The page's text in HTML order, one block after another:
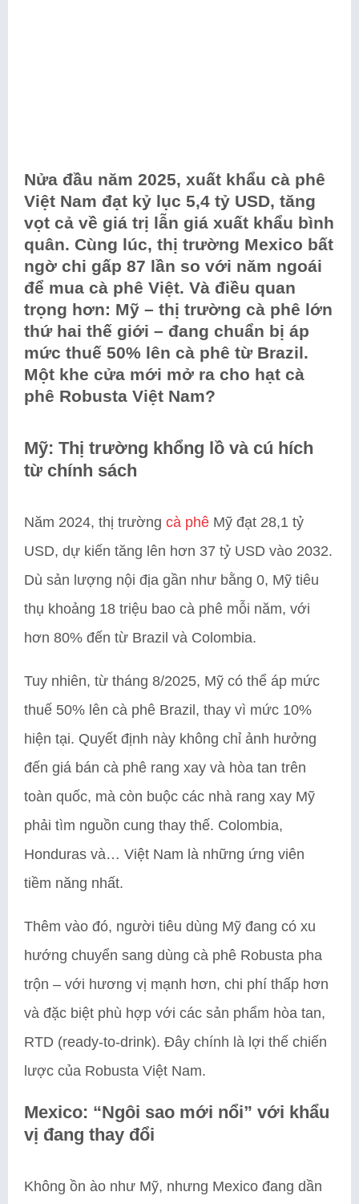
Nửa đầu năm 2025, xuất khẩu cà phê
Việt Nam đạt kỷ lục 5,4 tỷ USD, tăng
vọt cả về giá trị lẫn giá xuất khẩu bình
quân. Cùng lúc, thị trường Mexico bất
ngờ chi gấp 87 lần so với năm ngoái
để mua cà phê Việt. Và điều quan
trọng hơn: Mỹ – thị trường cà phê lớn
thứ hai thế giới – đang chuẩn bị áp
mức thuế 50% lên cà phê từ Brazil.
Một khe cửa mới mở ra cho hạt cà
phê Robusta Việt Nam?
Mỹ: Thị trường khổng lồ và cú hích
từ chính sách
Năm 2024, thị trường cà phê Mỹ đạt 28,1 tỷ
USD, dự kiến tăng lên hơn 37 tỷ USD vào 2032.
Dù sản lượng nội địa gần như bằng 0, Mỹ tiêu
thụ khoảng 18 triệu bao cà phê mỗi năm, với
hơn 80% đến từ Brazil và Colombia.
Tuy nhiên, từ tháng 8/2025, Mỹ có thể áp mức
thuế 50% lên cà phê Brazil, thay vì mức 10%
hiện tại. Quyết định này không chỉ ảnh hưởng
đến giá bán cà phê rang xay và hòa tan trên
toàn quốc, mà còn buộc các nhà rang xay Mỹ
phải tìm nguồn cung thay thế. Colombia,
Honduras và… Việt Nam là những ứng viên
tiềm năng nhất.
Thêm vào đó, người tiêu dùng Mỹ đang có xu
hướng chuyển sang dùng cà phê Robusta pha
trộn – với hương vị mạnh hơn, chi phí thấp hơn
và đặc biệt phù hợp với các sản phẩm hòa tan,
RTD (ready-to-drink). Đây chính là lợi thế chiến
lược của Robusta Việt Nam.
Mexico: “Ngôi sao mới nổi” với khẩu
vị đang thay đổi
Không ồn ào như Mỹ, nhưng Mexico đang dần